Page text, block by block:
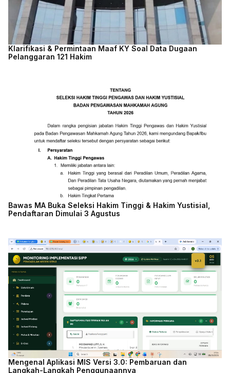
Klarifikasi & Permintaan Maaf KY Soal Data Dugaan
Pelanggaran 121 Hakim
Bawas MA Buka Seleksi Hakim Tinggi & Hakim Yustisial,
Pendaftaran Dimulai 3 Agustus
Mengenal Aplikasi MIS Versi 3.0: Pembaruan dan
Langkah-Langkah Penggunaannya